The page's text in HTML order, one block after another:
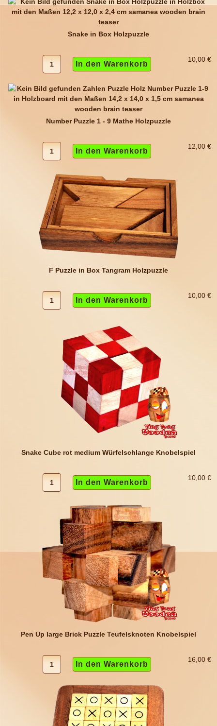
Snake in Box Holzpuzzle
10,00 €
Number Puzzle 1 - 9 Mathe Holzpuzzle
12,00 €
F Puzzle in Box Tangram Holzpuzzle
10,00 €
Snake Cube rot medium Würfelschlange Knobelspiel
10,00 €
Pen Up large Brick Puzzle Teufelsknoten Knobelspiel
16,00 €